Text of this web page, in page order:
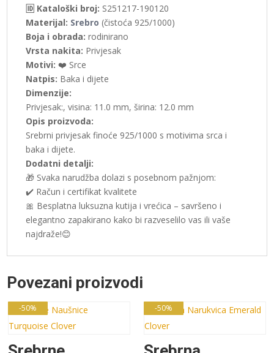
🆔 Kataloški broj: S251217-190120
Materijal: Srebro (čistoća 925/1000)
Boja i obrada: rodinirano
Vrsta nakita: Privjesak
Motivi: ❤️ Srce
Natpis: Baka i dijete
Dimenzije:
Privjesak:, visina: 11.0 mm, širina: 12.0 mm
Opis proizvoda:
Srebrni privjesak finoće 925/1000 s motivima srca i
baka i dijete.
Dodatni detalji:
🎁 Svaka narudžba dolazi s posebnom pažnjom:
✔️ Račun i certifikat kvalitete
🎀 Besplatna luksuzna kutija i vrećica – savršeno i
elegantno zapakirano kako bi razveselilo vas ili vaše
najdraže!😊
Povezani proizvodi
-50% -50%